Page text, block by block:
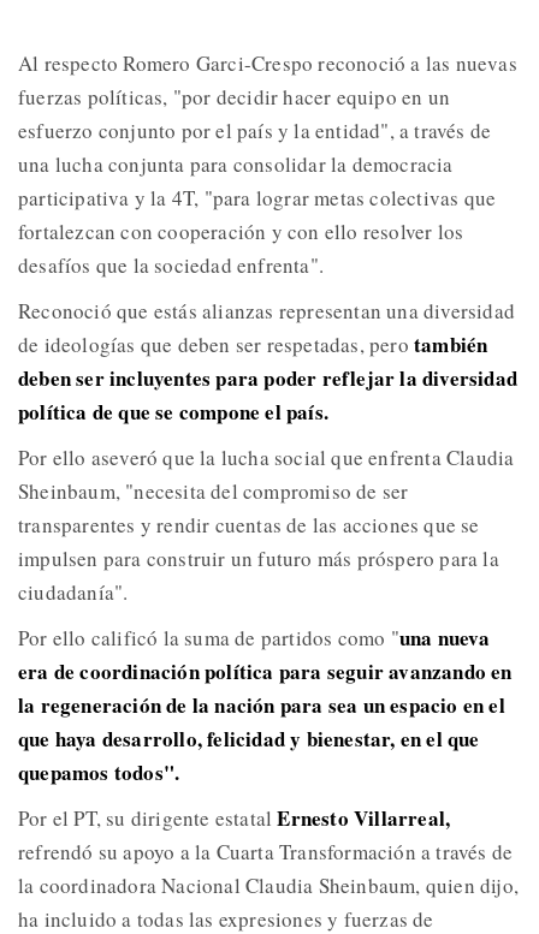
Al respecto Romero Garci-Crespo reconoció a las nuevas
fuerzas políticas, "por decidir hacer equipo en un
esfuerzo conjunto por el país y la entidad", a través de
una lucha conjunta para consolidar la democracia
participativa y la 4T, "para lograr metas colectivas que
fortalezcan con cooperación y con ello resolver los
desafíos que la sociedad enfrenta".
Reconoció que estás alianzas representan una diversidad
de ideologías que deben ser respetadas, perotambién
deben ser incluyentes para poder reflejar la diversidad
política de que se compone el país.
Por ello aseveró que la lucha social que enfrenta Claudia
Sheinbaum, "necesita del compromiso de ser
transparentes y rendir cuentas de las acciones que se
impulsen para construir un futuro más próspero para la
ciudadanía".
Por ello calificó la suma de partidos como "una nueva
era de coordinación política para seguir avanzando en
la regeneración de la nación para sea un espacio en el
que haya desarrollo, felicidad y bienestar, en el que
quepamos todos".
Por el PT, su dirigente estatalErnesto Villarreal,
refrendó su apoyo a la Cuarta Transformación a través de
la coordinadora Nacional Claudia Sheinbaum, quien dijo,
ha incluido a todas las expresiones y fuerzas de